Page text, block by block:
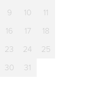
9 10
11
16 17
18
23 24
25
30 31